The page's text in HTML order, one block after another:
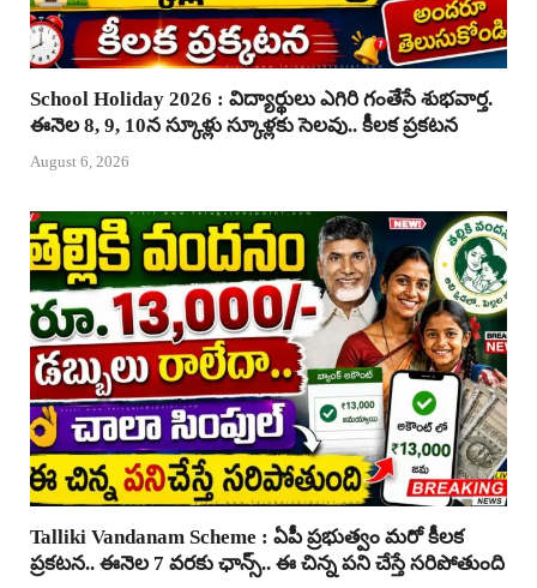
School Holiday 2026 : విద్యార్థులు ఎగిరి గంతేసే శుభవార్త.
ఈనెల 8, 9, 10న స్కూళ్లు స్కూళ్లకు సెలవు.. కీలక ప్రకటన
August 6, 2026
Talliki Vandanam Scheme : ఏపీ ప్రభుత్వం మరో కీలక
ప్రకటన.. ఈనెల 7 వరకు ఛాన్స్.. ఈ చిన్న పని చేస్తే సరిపోతుంది